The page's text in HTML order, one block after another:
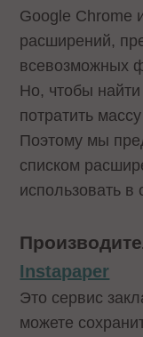
Google Chrome
расширений,
всевозможных
Но, чтобы
потратить
Поэтому мы
списком
использовать
Instapaper
Это сервис
можете